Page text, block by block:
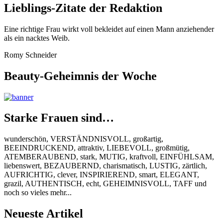
Lieblings-Zitate der Redaktion
Eine richtige Frau wirkt voll bekleidet auf einen Mann anziehender
als ein nacktes Weib.
Romy Schneider
Beauty-Geheimnis der Woche
Starke Frauen sind…
wunderschön, VERSTÄNDNISVOLL, großartig,
BEEINDRUCKEND, attraktiv, LIEBEVOLL, großmütig,
ATEMBERAUBEND, stark, MUTIG, kraftvoll, EINFÜHLSAM,
liebenswert, BEZAUBERND, charismatisch, LUSTIG, zärtlich,
AUFRICHTIG, clever, INSPIRIEREND, smart, ELEGANT,
grazil, AUTHENTISCH, echt, GEHEIMNISVOLL, TAFF und
noch so vieles mehr...
Neueste Artikel